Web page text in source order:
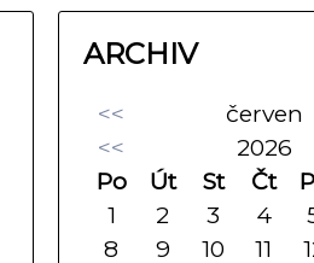
ARCHIV
<< červen
<<
2026
Po
Út St Čt
1
2 3 4
8
9 10 11